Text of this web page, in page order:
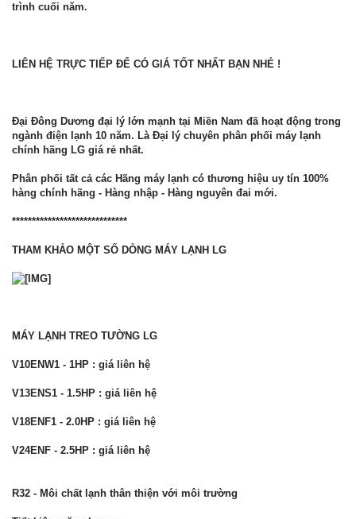
trình cuối năm.
LIÊN HỆ TRỰC TIẾP ĐỂ CÓ GIÁ TỐT NHẤT BẠN NHÉ !
Đại Đông Dương đại lý lớn mạnh tại Miền Nam đã hoạt động trong
ngành điện lạnh 10 năm. Là Đại lý chuyên phân phối máy lạnh
chính hãng LG giá rẻ nhất.
Phân phối tất cả các Hãng máy lạnh có thương hiệu uy tín 100%
hàng chính hãng - Hàng nhập - Hàng nguyên đai mới.
*****************************
THAM KHẢO MỘT SỐ DÒNG MÁY LẠNH LG
MÁY LẠNH TREO TƯỜNG LG
V10ENW1 - 1HP : giá liên hệ
V13ENS1 - 1.5HP : giá liên hệ
V18ENF1 - 2.0HP : giá liên hệ
V24ENF - 2.5HP : giá liên hệ
R32 - Môi chất lạnh thân thiện với môi trường